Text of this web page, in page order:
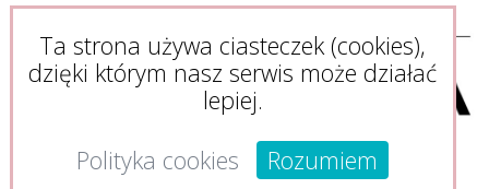
Ta strona używa ciasteczek (cookies),
dzięki którym nasz serwis może działać
lepiej.
Polityka cookies
Rozumiem